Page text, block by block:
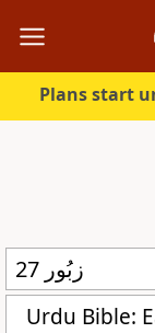
Plans start
Urdu Bible: